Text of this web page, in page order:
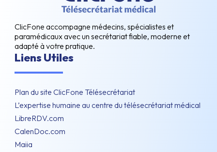
ClicFone accompagne médecins, spécialistes et
paramédicaux avec un secrétariat fiable, moderne et
adapté à votre pratique.
Liens Utiles
Plan du site ClicFone Télésecrétariat
L’expertise humaine au centre du télésecrétariat médical
LibreRDV.com
CalenDoc.com
Maiia